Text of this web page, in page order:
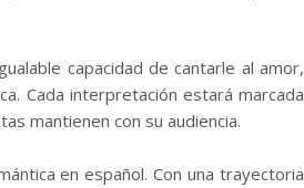
capacidad de cantarle al amor,
Cada interpretación estará marcada
mantienen con su audiencia.
en español. Con una trayectoria